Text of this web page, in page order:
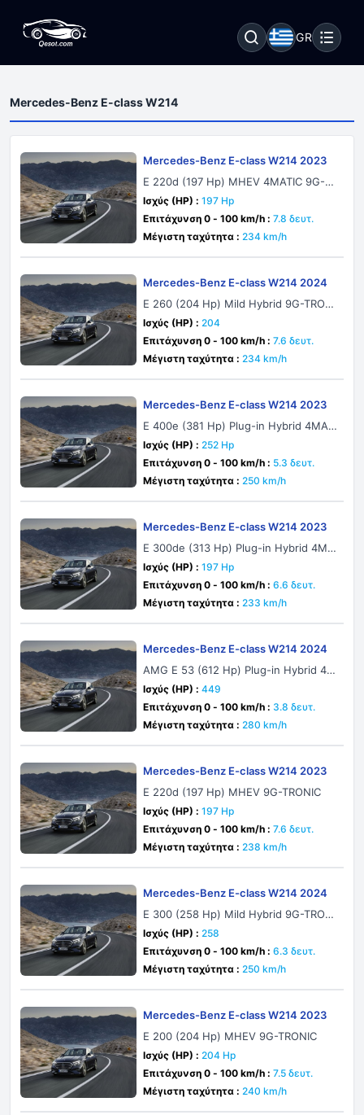
GR
Mercedes-Benz E-class W214
Mercedes-Benz E-class W214 2023
E 220d (197 Hp) MHEV 4MATIC 9G-T
RONIC
Ισχύς (HP) : 197 Hp
Επιτάχυνση 0 - 100 km/h : 7.8 δευτ.
Μέγιστη ταχύτητα : 234 km/h
Mercedes-Benz E-class W214 2024
E 260 (204 Hp) Mild Hybrid 9G-TRONI
C
Ισχύς (HP) : 204
Επιτάχυνση 0 - 100 km/h : 7.6 δευτ.
Μέγιστη ταχύτητα : 234 km/h
Mercedes-Benz E-class W214 2023
E 400e (381 Hp) Plug-in Hybrid 4MATI
C 9G-TRONIC
Ισχύς (HP) : 252 Hp
Επιτάχυνση 0 - 100 km/h : 5.3 δευτ.
Μέγιστη ταχύτητα : 250 km/h
Mercedes-Benz E-class W214 2023
E 300de (313 Hp) Plug-in Hybrid 4MA
TIC 9G-TRONIC
Ισχύς (HP) : 197 Hp
Επιτάχυνση 0 - 100 km/h : 6.6 δευτ.
Μέγιστη ταχύτητα : 233 km/h
Mercedes-Benz E-class W214 2024
AMG E 53 (612 Hp) Plug-in Hybrid 4M
ATIC+ AMG SPEEDSHIFT TCT 9G AM
G DYNAMIC PLUS
Ισχύς (HP) : 449
Επιτάχυνση 0 - 100 km/h : 3.8 δευτ.
Μέγιστη ταχύτητα : 280 km/h
Mercedes-Benz E-class W214 2023
E 220d (197 Hp) MHEV 9G-TRONIC
Ισχύς (HP) : 197 Hp
Επιτάχυνση 0 - 100 km/h : 7.6 δευτ.
Μέγιστη ταχύτητα : 238 km/h
Mercedes-Benz E-class W214 2024
E 300 (258 Hp) Mild Hybrid 9G-TRONI
C
Ισχύς (HP) : 258
Επιτάχυνση 0 - 100 km/h : 6.3 δευτ.
Μέγιστη ταχύτητα : 250 km/h
Mercedes-Benz E-class W214 2023
E 200 (204 Hp) MHEV 9G-TRONIC
Ισχύς (HP) : 204 Hp
Επιτάχυνση 0 - 100 km/h : 7.5 δευτ.
Μέγιστη ταχύτητα : 240 km/h